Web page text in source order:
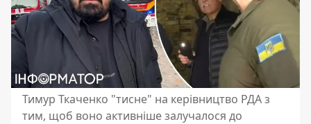
Тимур Ткаченко "тисне" на керівництво РДА з
тим, щоб воно активніше залучалося до